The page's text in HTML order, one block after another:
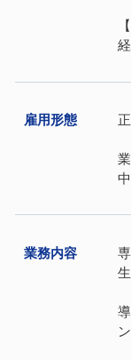
雇⽤形態
中
業務内容